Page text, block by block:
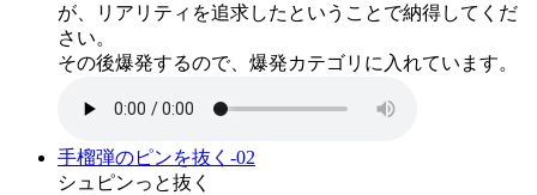
が、リアリティを追求したということで納得してくだ
さい。
その後爆発するので、爆発カテゴリに入れています。
手榴弾のピンを抜く-02
シュピンっと抜く